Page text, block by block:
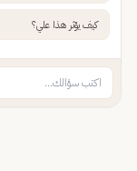
كيف يؤثر هذا علي؟